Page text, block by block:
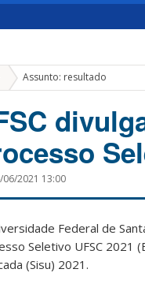
Assunto: resultado
06/2021 13:00
Federal de
Seletivo UFSC 2021
(Sisu) 2021.